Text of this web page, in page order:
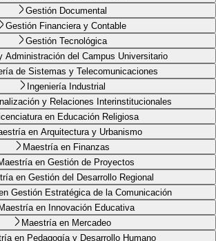
Gestión Documental
Gestión Financiera y Contable
Gestión Tecnológica
Administración del Campus Universitario
de Sistemas y Telecomunicaciones
Ingeniería Industrial
y Relaciones Interinstitucionales
en Educación Religiosa
en Arquitectura y Urbanismo
Maestría en Finanzas
en Gestión de Proyectos
en Gestión del Desarrollo Regional
Gestión Estratégica de la Comunicación
Maestría en Innovación Educativa
Maestría en Mercadeo
en Pedagogía y Desarrollo Humano